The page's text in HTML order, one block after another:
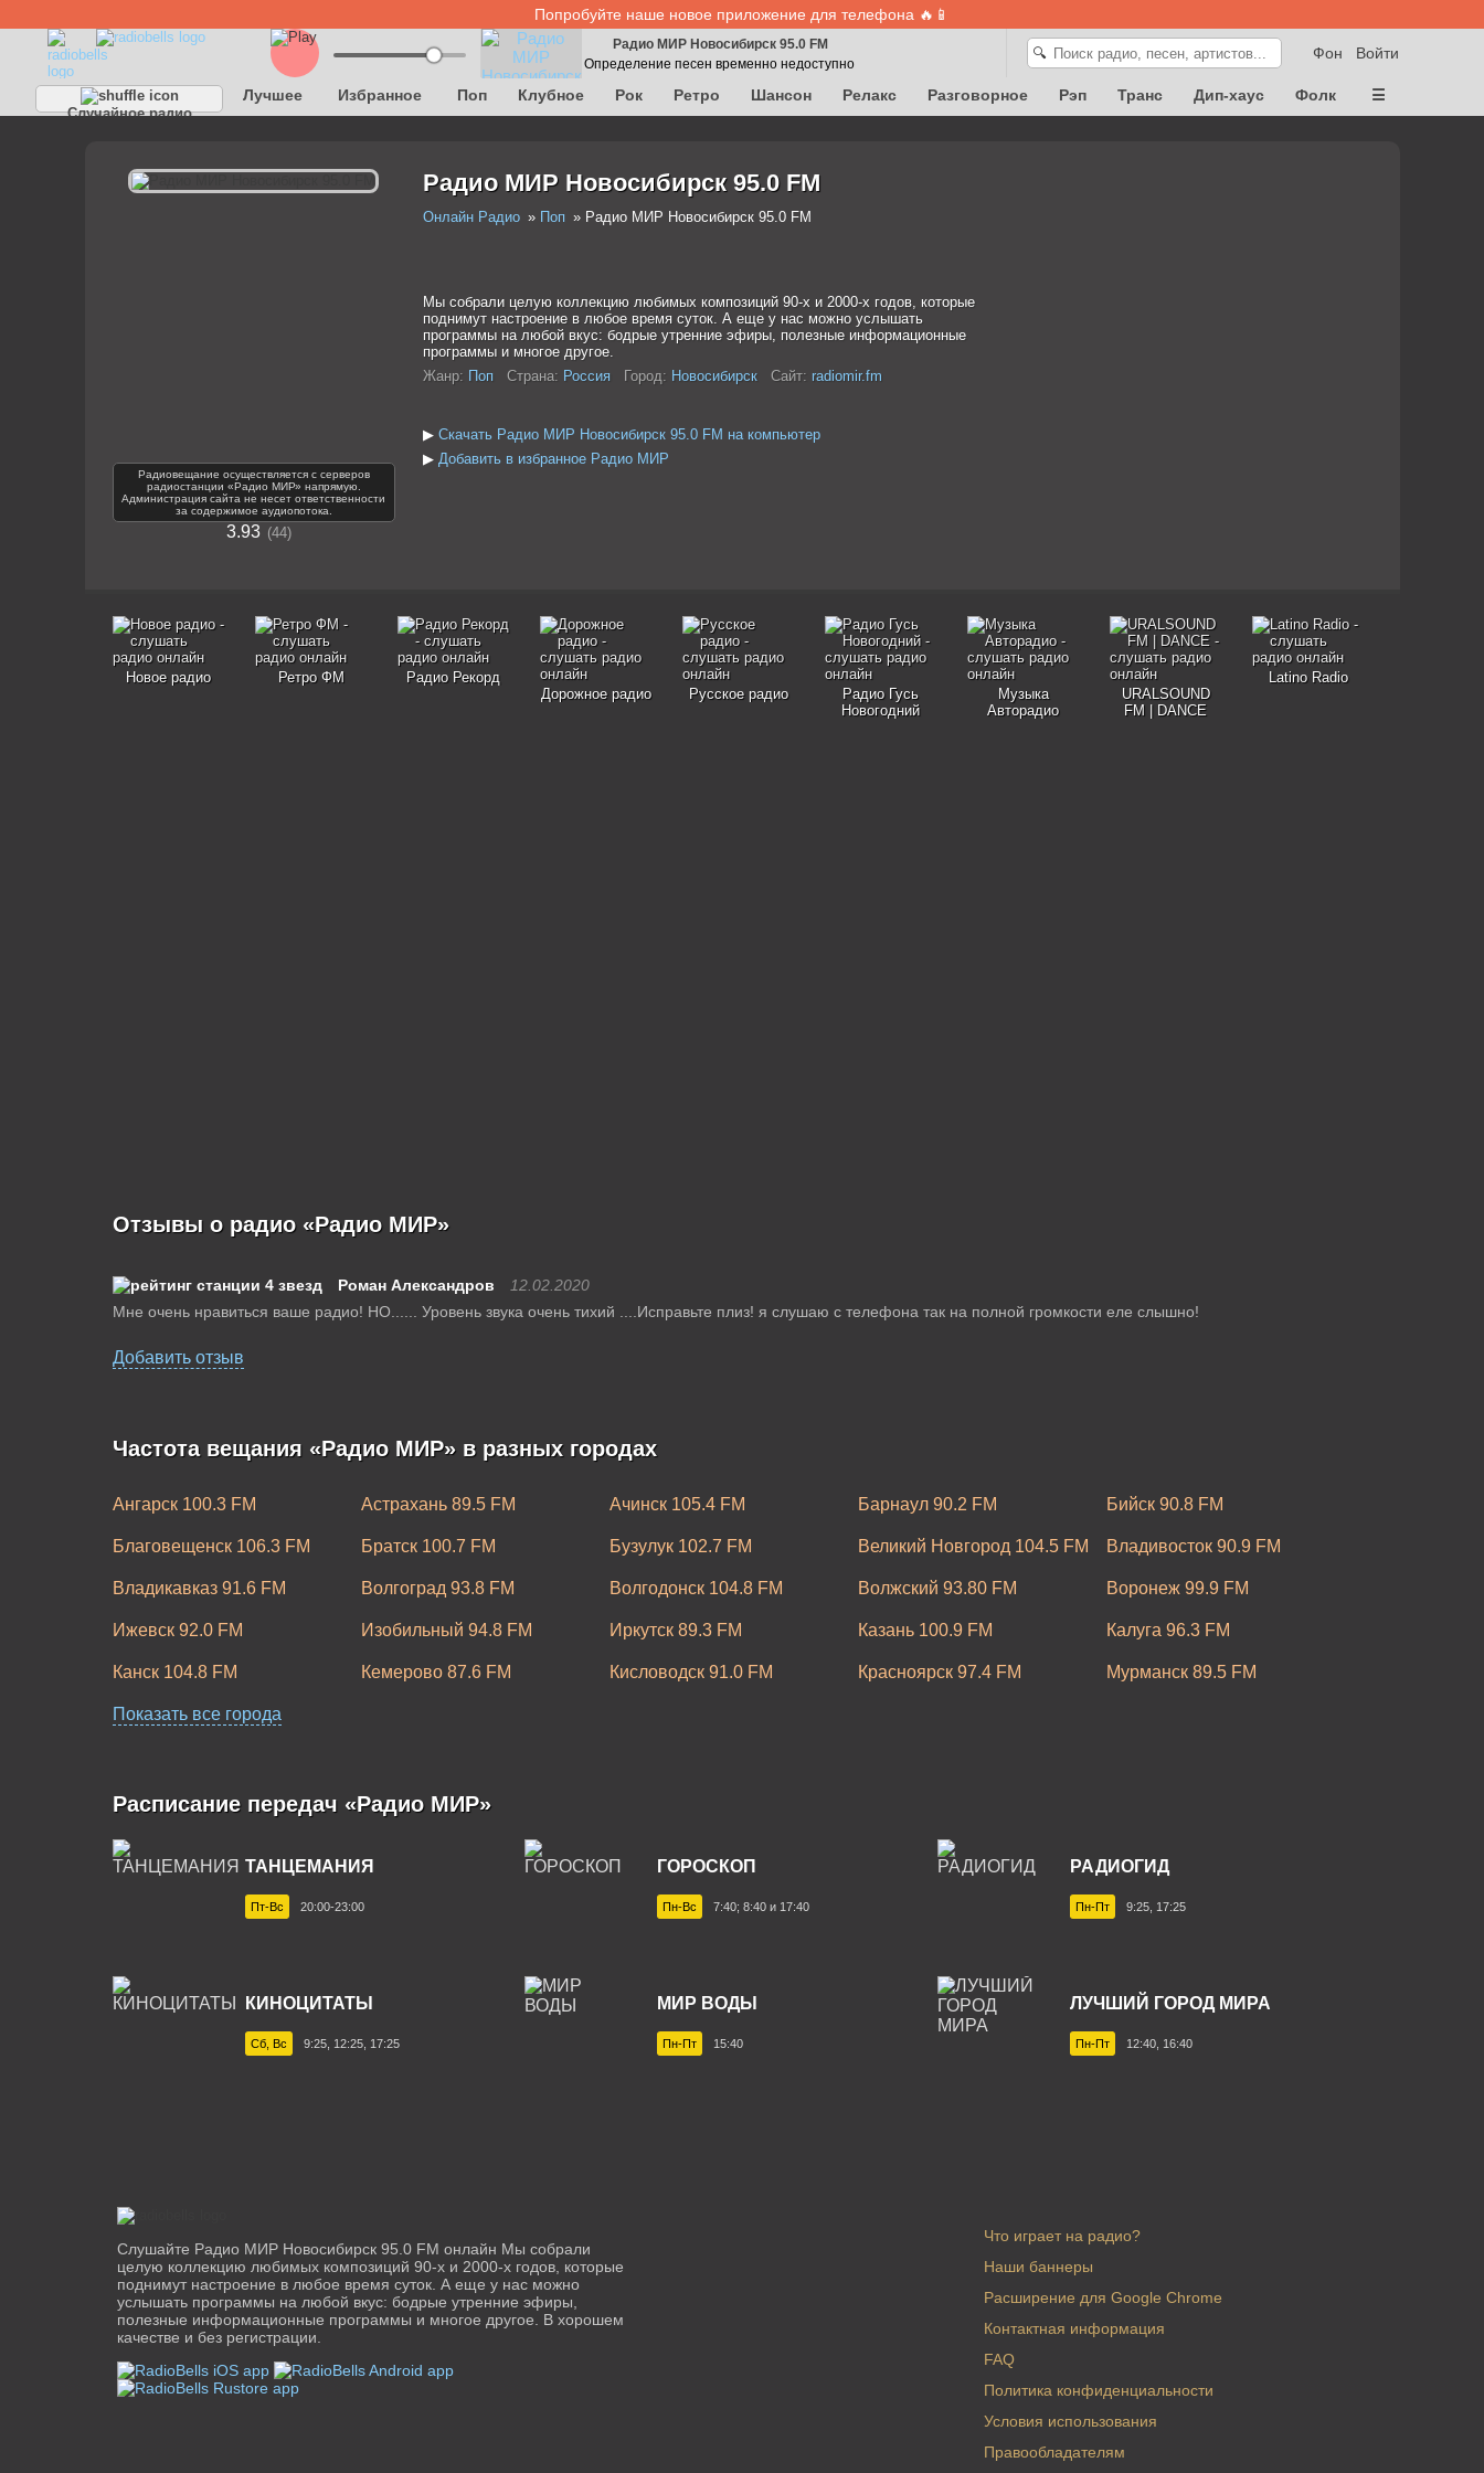
Попробуйте наше новое приложение для телефона 🔥📱
Войти
Фон
🔍
Радио МИР Новосибирск 95.0 FM
Определение песен временно недоступно
Случайное радио
Лучшее Избранное Поп Клубное Рок Ретро Шансон Релакс Разговорное Рэп Транс Дип-хаус Фолк ☰
Радиовещание осуществляется с серверов
радиостанции «Радио МИР» напрямую.
Администрация сайта не несет ответственности
за содержимое аудиопотока.
3.93 44
Радио МИР Новосибирск 95.0 FM
Онлайн Радио Поп Радио МИР Новосибирск 95.0 FM
Мы собрали целую коллекцию любимых композиций 90-х и 2000-х годов, которые
поднимут настроение в любое время суток. А еще у нас можно услышать
программы на любой вкус: бодрые утренние эфиры, полезные информационные
программы и многое другое.
Жанр: Поп Страна: Россия Город: Новосибирск Сайт: radiomir.fm
▶ Скачать Радио МИР Новосибирск 95.0 FM на компьютер
▶ Добавить в избранное Радио МИР
Новое радио Ретро ФМ
Радио Рекорд
Дорожное радио
Русское радио
Радио Гусь
Новогодний
Музыка
Авторадио
URALSOUND
FM | DANCE
Latino Radio
Отзывы о радио «Радио МИР»
Роман Александров
12.02.2020
Мне очень нравиться ваше радио! НО...... Уровень звука очень тихий ....Исправьте плиз! я слушаю с телефона так на полной громкости еле слышно!
Добавить отзыв
Частота вещания «Радио МИР» в разных городах
Ангарск 100.3 FM Астрахань 89.5 FM Ачинск 105.4 FM Барнаул 90.2 FM Бийск 90.8 FM
Благовещенск 106.3 FM Братск 100.7 FM Бузулук 102.7 FM Великий Новгород 104.5 FM Владивосток 90.9 FM
Владикавказ 91.6 FM Волгоград 93.8 FM Волгодонск 104.8 FM Волжский 93.80 FM Воронеж 99.9 FM
Ижевск 92.0 FM Изобильный 94.8 FM Иркутск 89.3 FM Казань 100.9 FM Калуга 96.3 FM
Канск 104.8 FM Кемерово 87.6 FM Кисловодск 91.0 FM Красноярск 97.4 FM Мурманск 89.5 FM
Набережные Челны 91.6 FM
Рубцовск 101.3 FM Рыбинск 100.9 FM
Смоленск 103.1 FM Ставрополь 98.7 FM Сыктывкар 105.6 FM
Тольятти 98.9 FM Улан-Удэ 105.5 FM Ульяновск 106.6 FM
Хабаровск 102.3 FM Челябинск 94.0 FM
Показать все города
Расписание передач «Радио МИР»
ТАНЦЕМАНИЯ
Пт-Вс 20:00-23:00
ГОРОСКОП
Пн-Вс 7:40; 8:40 и 17:40
РАДИОГИД
Пн-Пт 9:25, 17:25
КИНОЦИТАТЫ
Сб, Вс 9:25, 12:25, 17:25
МИР ВОДЫ
Пн-Пт 15:40
ЛУЧШИЙ ГОРОД МИРА
Пн-Пт 12:40, 16:40
Слушайте Радио МИР Новосибирск 95.0 FM онлайн Мы собрали
целую коллекцию любимых композиций 90-х и 2000-х годов, которые
поднимут настроение в любое время суток. А еще у нас можно
услышать программы на любой вкус: бодрые утренние эфиры,
полезные информационные программы и многое другое. В хорошем
качестве и без регистрации.
Что играет на радио?
Наши баннеры
Расширение для Google Chrome
Контактная информация
FAQ
Политика конфиденциальности
Условия использования
Правообладателям